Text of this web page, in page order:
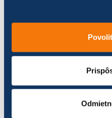
Kellys DS